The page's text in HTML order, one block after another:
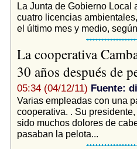
La Junta de Gobierno Local
cuatro licencias
el último mes y medio,
La cooperativa
30 años después de
05:34 (04/12/11) Fuente:
Varias empleadas con una
cooperativa. . Su
sido muchos dolores de
pasaban la pelota...